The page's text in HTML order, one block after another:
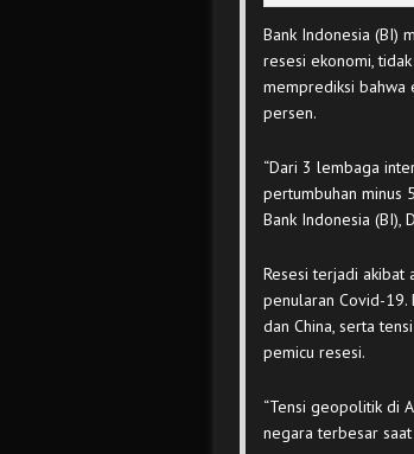
Bank Indonesia (BI)
resesi ekonomi,
memprediksi bahwa
persen.
“Dari 3 lembaga
pertumbuhan minus
Bank Indonesia (BI),
Resesi terjadi akibat
penularan Covid-19.
dan China, serta
pemicu resesi.
“Tensi geopolitik di
negara terbesar saat